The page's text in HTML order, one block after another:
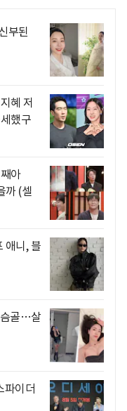
부된
혜 저
했구
아
까 (셀
애니, 블
슴골…살
파이더